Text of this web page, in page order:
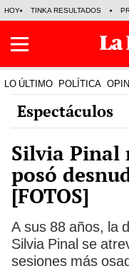
HOY TINKA RESULTADOS
LO ÚLTIMO POLÍTICA
Espectáculos
Silvia Pinal
posó
[FOTOS]
A sus 88 años, la
Silvia Pinal se
sesiones más